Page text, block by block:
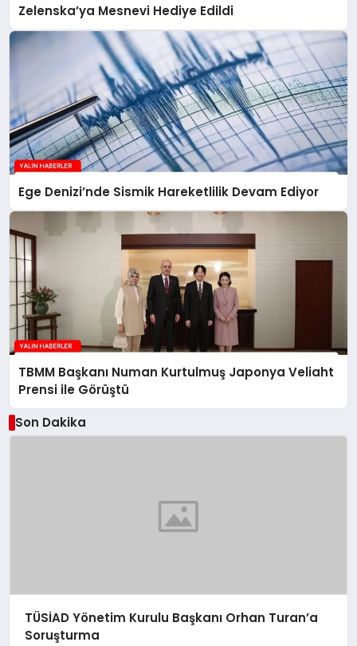
Zelenska’ya Mesnevi Hediye Edildi
Ege Denizi’nde Sismik Hareketlilik Devam Ediyor
TBMM Başkanı Numan Kurtulmuş Japonya Veliaht
Prensi ile Görüştü
Son Dakika
TÜSİAD Yönetim Kurulu Başkanı Orhan Turan’a
Soruşturma